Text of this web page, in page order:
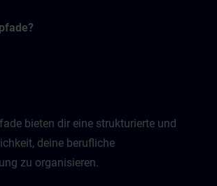
bieten dir eine strukturierte und
deine berufliche
zu organisieren.